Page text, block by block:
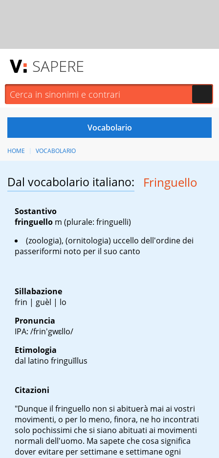
SAPERE
HOME VOCABOLARIO
Dal vocabolario italiano: Fringuello
Sostantivo
fringuello m (plurale: fringuelli)
(zoologia), (ornitologia) uccello dell'ordine dei
passeriformi noto per il suo canto
Sillabazione
frin | guèl | lo
Pronuncia
IPA: /frin'gwɛllo/
Etimologia
dal latino fringuĭllus
Citazioni
"Dunque il fringuello non si abituerà mai ai vostri
movimenti, o per lo meno, finora, ne ho incontrati
solo pochissimi che si siano abituati ai movimenti
normali dell'uomo. Ma sapete che cosa significa
dover evitare per settimane e settimane ogni